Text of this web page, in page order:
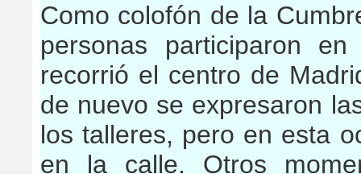
Como colofón de la
personas participaron
recorrió el centro de
de nuevo se expresaron
los talleres, pero en esta
en la calle. Otros